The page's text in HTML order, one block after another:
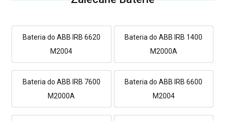
Bateria do ABB IRB 6620
M2004
Bateria do ABB IRB 1400
M2000A
Bateria do ABB IRB 7600
M2000A
Bateria do ABB IRB 6600
M2004